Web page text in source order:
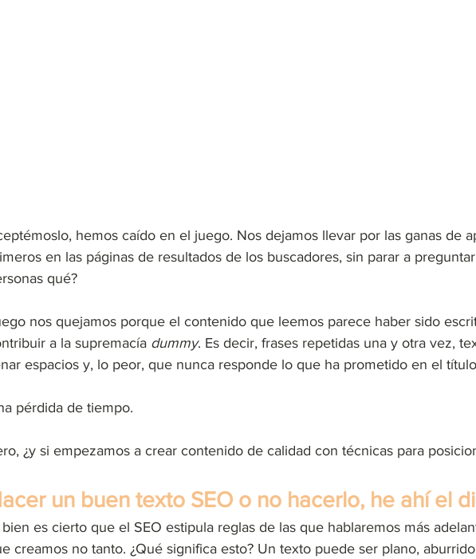
hemos caído en el juego. Nos dejamos llevar por las ganas de
en las páginas de resultados de los buscadores, sin parar a
qué?
nos quejamos porque el contenido que leemos parece haber sido
a la supremacía dummy. Es decir, frases repetidas una y otra vez,
espacios y, lo peor, que nunca responde lo que ha prometido en el
pérdida de tiempo.
¿y si empezamos a crear contenido de calidad con técnicas para
un buen texto SEO o no hacerlo, he ahí el
bien es cierto que el SEO estipula reglas de las que hablaremos más
creamos no tanto. ¿Qué significa esto? Un texto puede ser plano,